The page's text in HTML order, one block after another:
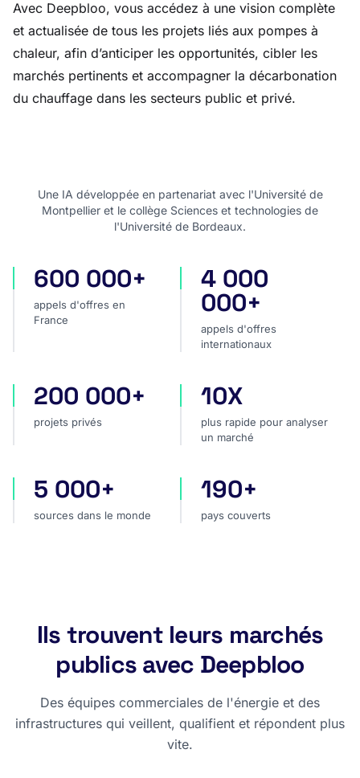
Avec Deepbloo, vous accédez à une vision complète
et actualisée de tous les projets liés aux pompes à
chaleur, afin d’anticiper les opportunités, cibler les
marchés pertinents et accompagner la décarbonation
du chauffage dans les secteurs public et privé.
Une IA développée en partenariat avec l'Université de
Montpellier et le collège Sciences et technologies de
l'Université de Bordeaux.
appels d'offres en France
600 000+
appels d'offres en
France
appels d'offres
4 000
000+
appels d'offres
internationaux
projets privés
200 000+
projets privés
plus rapide pour analyser
10X
plus rapide pour analyser
un marché
sources dans le monde
5 000+
sources dans le monde
pays couverts
190+
pays couverts
Ils trouvent leurs marchés
publics avec Deepbloo
Des équipes commerciales de l'énergie et des
infrastructures qui veillent, qualifient et répondent plus
vite.